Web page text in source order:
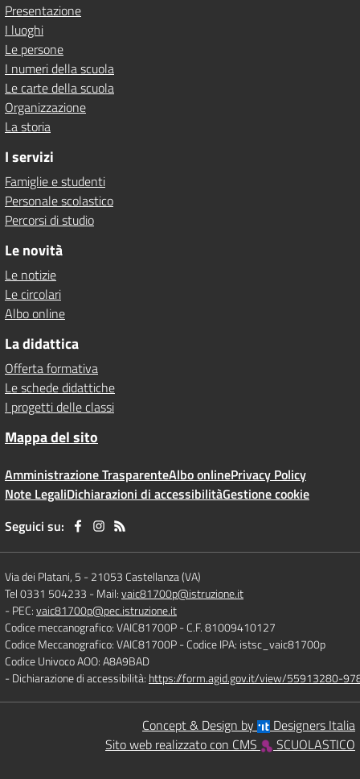
Presentazione
I luoghi
Le persone
I numeri della scuola
Le carte della scuola
Organizzazione
La storia
I servizi
Famiglie e studenti
Personale scolastico
Percorsi di studio
Le novità
Le notizie
Le circolari
Albo online
La didattica
Offerta formativa
Le schede didattiche
I progetti delle classi
Mappa del sito
Amministrazione TrasparenteAlbo onlinePrivacy Policy
Note LegaliDichiarazioni di accessibilitàGestione cookie
Seguici su:
Via dei Platani, 5 -21053 Castellanza (VA)
Tel 0331 504233 - Mail:vaic81700p@istruzione.it
- PEC:vaic81700p@pec.istruzione.it
Codice meccanografico: VAIC81700P- C.F. 81009410127
Codice Meccanografico: VAIC81700P- Codice IPA: istsc_vaic81700p
Codice Univoco AOO: A8A9BAD
- Dichiarazione di accessibilità: https://form.agid.gov.it/view/55913280-
Concept & Design by
Designers Italia
Sito web realizzato con CMS
SCUOLASTICO